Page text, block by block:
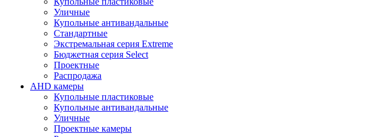
Уличные
Купольные антивандальные
Стандартные
Экстремальная серия Extreme
Бюджетная серия Select
Проектные
Распродажа
AHD камеры
Купольные пластиковые
Купольные антивандальные
Уличные
Проектные камеры